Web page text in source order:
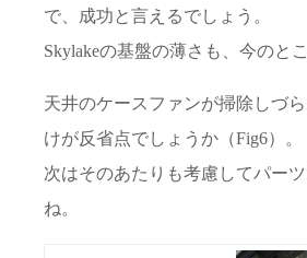
で、成功と言えるでしょう。
Skylakeの基盤の薄さも、今のと
天井のケースファンが掃除しづ
けが反省点でしょうか（Fig6）。
次はそのあたりも考慮してパー
ね。